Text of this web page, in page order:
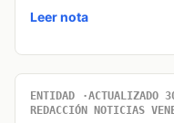
Leer nota
ENTIDAD ACTUALIZADO
REDACCIÓN NOTICIAS